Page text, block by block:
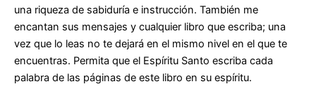
una riqueza de sabiduría e instrucción. También me
encantan sus mensajes y cualquier libro que escriba; una
vez que lo leas no te dejará en el mismo nivel en el que te
encuentras. Permita que el Espíritu Santo escriba cada
palabra de las páginas de este libro en su espíritu.